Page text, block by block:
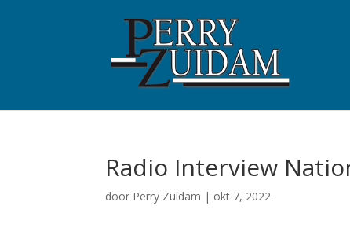
Radio Interview
door Perry Zuidam | okt 7, 2022